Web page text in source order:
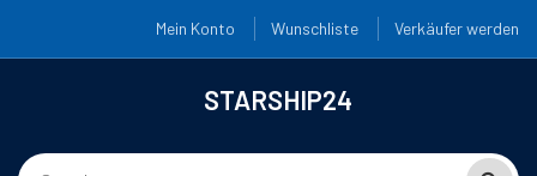
Mein Konto Wunschliste Verkäufer werden
STARSHIP24